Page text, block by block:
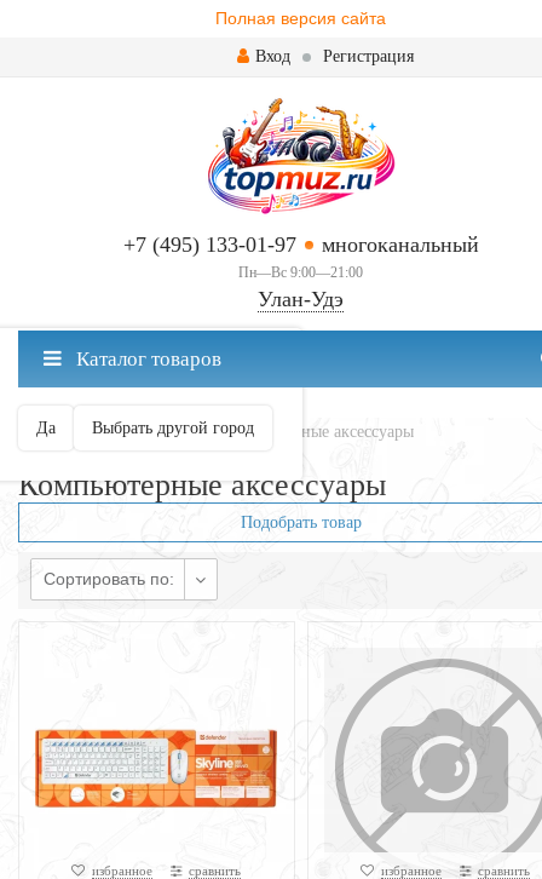
Полная версия сайта
Вход Регистрация
+7 (495) 133-01-97 многоканальный
Пн—Вс 9:00—21:00
Улан-Удэ
Улан-Удэ ваш город?
Да Выбрать другой город
Каталог товаров
Главная Аксессуары Компьютерные аксессуары
Компьютерные аксессуары
Подобрать товар
Сортировать по:
избранное сравнить избранное сравнить